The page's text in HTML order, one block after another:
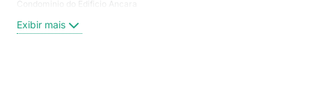
Condominio do Edificio Ancara
Exibir mais